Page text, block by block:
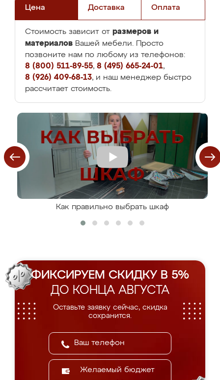
Цена Доставка Оплата
Стоимость зависит от размеров и
материалов Вашей мебели. Просто
позвоните нам по любому из телефонов:
8 (800) 511-89-55, 8 (495) 665-24-01,
8 (926) 409-68-13, и наш менеджер быстро
рассчитает стоимость.
Как правильно выбрать шкаф
ФИКСИРУЕМ СКИДКУ В 5%
ДО КОНЦА АВГУСТА
Оставьте заявку сейчас, скидка
сохранится.
Желаемый бюджет